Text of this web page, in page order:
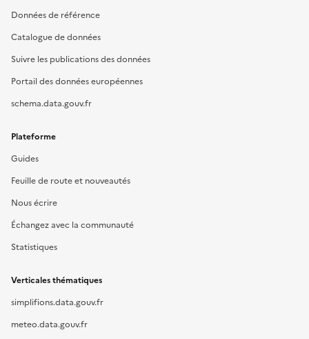
Données de référence
Catalogue de données
Suivre les publications des données
Portail des données européennes
schema.data.gouv.fr
Plateforme
Guides
Feuille de route et nouveautés
Nous écrire
Échangez avec la communauté
Statistiques
Verticales thématiques
simplifions.data.gouv.fr
meteo.data.gouv.fr